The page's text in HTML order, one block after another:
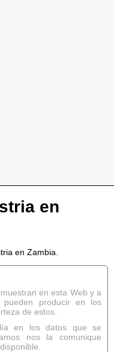
en
en Zambia.
en esta Web y a
pueden producir en los
de estos.
en los datos que se
nos la comunique